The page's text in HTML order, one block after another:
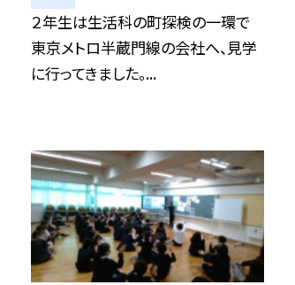
２年生は生活科の町探検の一環で
東京メトロ半蔵門線の会社へ、見学
に行ってきました。...